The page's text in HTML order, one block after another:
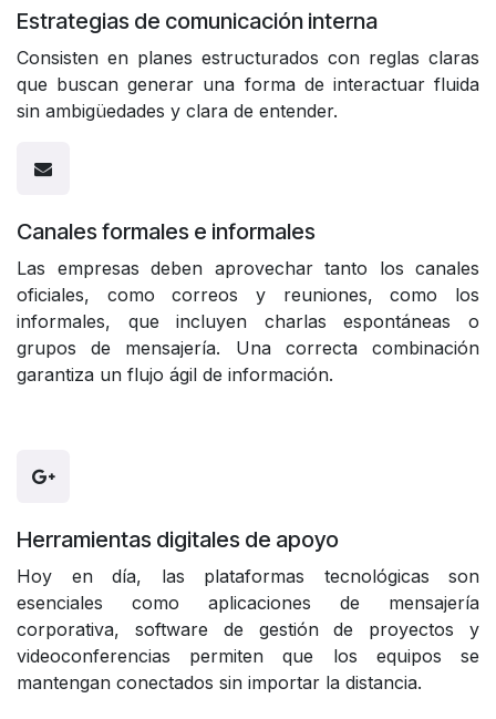
Estrategias de comunicación interna
Consisten en planes estructurados con reglas claras
que buscan generar una forma de interactuar fluida
sin ambigüedades y clara de entender.
Canales formales e informales
Las empresas deben aprovechar tanto los canales
oficiales, como correos y reuniones, como los
informales, que incluyen charlas espontáneas o
grupos de mensajería. Una correcta combinación
garantiza un flujo ágil de información.
Herramientas digitales de apoyo
Hoy en día, las plataformas tecnológicas son
esenciales como aplicaciones de mensajería
corporativa, software de gestión de proyectos y
videoconferencias permiten que los equipos se
mantengan conectados sin importar la distancia.